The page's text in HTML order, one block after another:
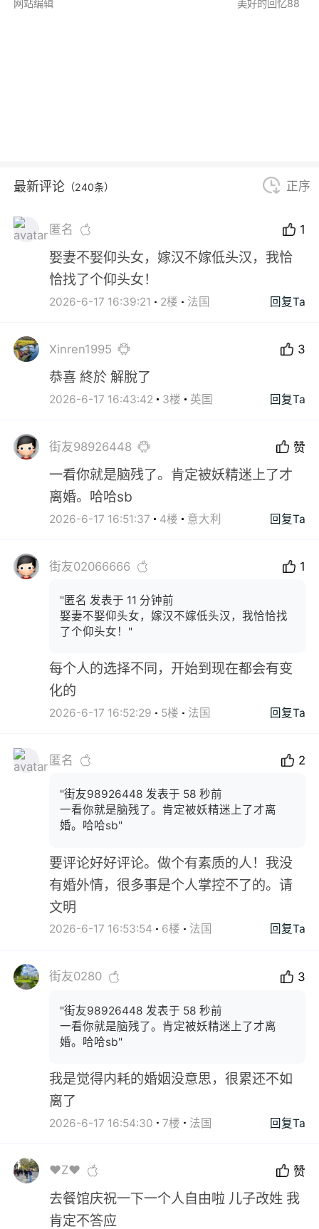
网站编辑 美好的回忆88
最新评论 （240条） 正序
匿名 1
娶妻不娶仰头女，嫁汉不嫁低头汉，我恰
恰找了个仰头女！
2026-6-17 16:39:21 2楼 法国 回复Ta
Xinren1995 3
恭喜 終於 解脫了
2026-6-17 16:43:42 3楼 英国 回复Ta
街友98926448 赞
一看你就是脑残了。肯定被妖精迷上了才
离婚。哈哈sb
2026-6-17 16:51:37 4楼 意大利 回复Ta
街友02066666 1
"匿名 发表于 11 分钟前
娶妻不娶仰头女，嫁汉不嫁低头汉，我恰恰找
了个仰头女！"
每个人的选择不同，开始到现在都会有变
化的
2026-6-17 16:52:29 5楼 法国 回复Ta
匿名 2
"街友98926448 发表于 58 秒前
一看你就是脑残了。肯定被妖精迷上了才离
婚。哈哈sb"
要评论好好评论。做个有素质的人！我没
有婚外情，很多事是个人掌控不了的。请
文明
2026-6-17 16:53:54 6楼 法国 回复Ta
街友0280 3
"街友98926448 发表于 58 秒前
一看你就是脑残了。肯定被妖精迷上了才离
婚。哈哈sb"
我是觉得内耗的婚姻没意思，很累还不如
离了
2026-6-17 16:54:30 7楼 法国 回复Ta
❤Z❤ 赞
去餐馆庆祝一下一个人自由啦 儿子改姓 我
肯定不答应